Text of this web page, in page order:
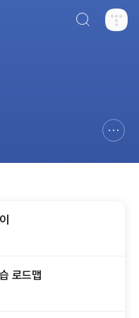
로드맵